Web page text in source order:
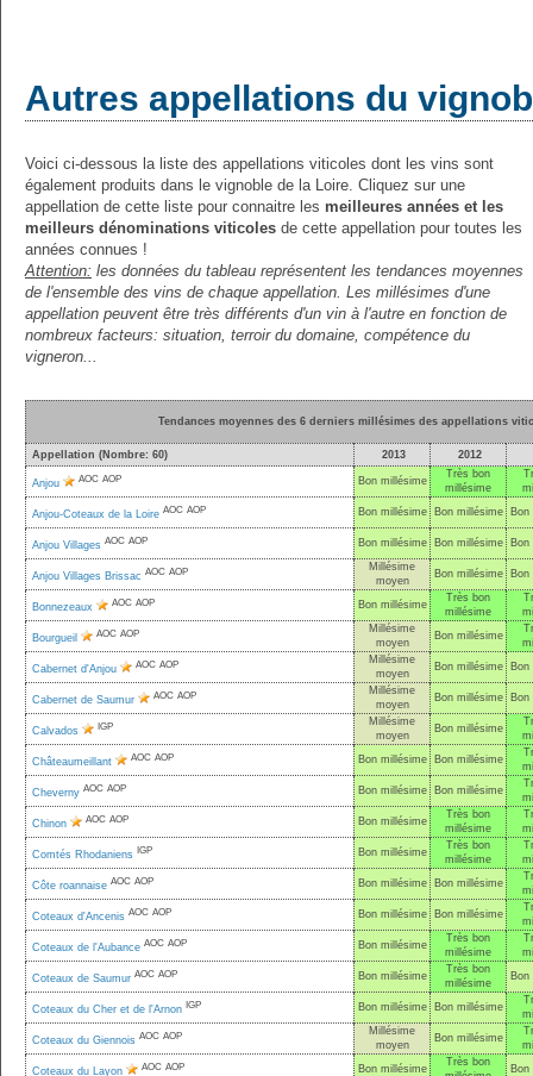
Autres appellations du
Voici ci-dessous la liste des appellations viticoles dont les vins sont
également produits dans le vignoble de la Loire. Cliquez sur une
appellation de cette liste pour connaitre les meilleures années et les
meilleurs dénominations viticoles de cette appellation pour toutes les
années connues !
Attention: les données du tableau représentent les tendances moyennes
de l'ensemble des vins de chaque appellation. Les millésimes d'une
appellation peuvent être très différents d'un vin à l'autre en fonction de
nombreux facteurs: situation, terroir du domaine, compétence du
vigneron...
Tendances moyennes des 6 derniers millésimes des appellations
Appellation (Nombre: 60) 2013 2012
Anjou AOC AOP Bon millésime
Très bon
millésime
Anjou-Coteaux de la Loire AOC AOP Bon millésime Bon millésime Bon
Anjou Villages AOC AOP Bon millésime Bon millésime Bon
Anjou Villages Brissac AOC AOP
Millésime
moyen
Bon millésime Bon
Bonnezeaux AOC AOP Bon millésime
Très bon
millésime
Bourgueil AOC AOP
Millésime
moyen
Bon millésime
Cabernet d'Anjou AOC AOP
Millésime
moyen
Bon millésime Bon
Cabernet de Saumur AOC AOP
Millésime
moyen
Bon millésime Bon
Calvados IGP
Millésime
moyen
Bon millésime
Châteaumeillant AOC AOP Bon millésime Bon millésime
Cheverny AOC AOP Bon millésime Bon millésime
Chinon AOC AOP Bon millésime
Très bon
millésime
Comtés Rhodaniens IGP Bon millésime
Très bon
millésime
Côte roannaise AOC AOP Bon millésime Bon millésime
Coteaux d'Ancenis AOC AOP Bon millésime Bon millésime
Coteaux de l'Aubance AOC AOP Bon millésime
Très bon
millésime
Coteaux de Saumur AOC AOP Bon millésime
Très bon
millésime
Bon
Coteaux du Cher et de l'Arnon IGP Bon millésime Bon millésime
Coteaux du Giennois AOC AOP
Millésime
moyen
Bon millésime
Coteaux du Layon AOC AOP Bon millésime
Très bon
Bon